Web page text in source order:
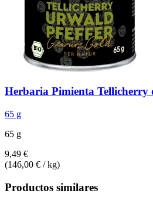
Herbaria Pimienta Tellicherry
65 g
65 g
9,49 €
(146,00 € / kg)
Productos similares